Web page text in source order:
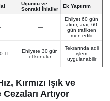
Üçüncü ve
Sonraki İhlaller
Ek Yaptırım
—
Ehliyet 60 gün
alınır, araç 60
gün trafikten
men edilir
TL
Ehliyete 30 gün
el konulur
Tekrarında adli
işlem
uygulanabilir
Kırmızı Işık ve
Artıyor